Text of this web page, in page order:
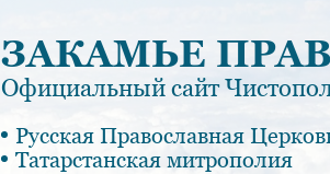
ЗАКАМЬЕ
Официальный сайт
Русская Православная
Татарстанская митрополия